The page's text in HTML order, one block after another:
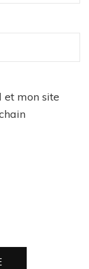
et mon site